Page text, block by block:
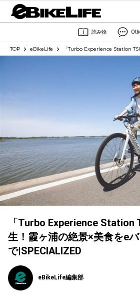
読み物
TOP eBikeLife 「Turbo Experience Station
「Turbo Experience Station
生！霞ヶ浦の絶景×美食をe
で|SPECIALIZED
eBikeLife編集部